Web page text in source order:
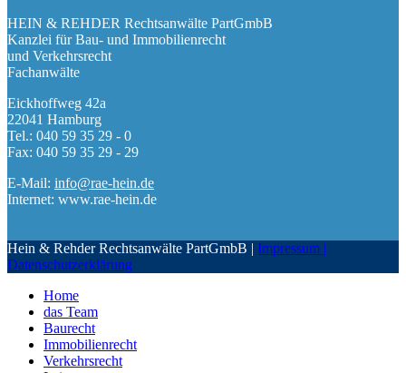
HEIN & REHDER Rechtsanwälte PartGmbB
Kanzlei für Bau- und Immobilienrecht
und Verkehrsrecht
Fachanwälte
Eickhoffweg 42a
22041 Hamburg
Tel.: 040 59 35 29 - 0
Fax: 040 59 35 29 - 29
E-Mail: info@rae-hein.de
Internet: www.rae-hein.de
Hein & Rehder Rechtsanwälte PartGmbB | Impressum |
Datenschutzerklärung
Home
das Team
Baurecht
Immobilienrecht
Verkehrsrecht